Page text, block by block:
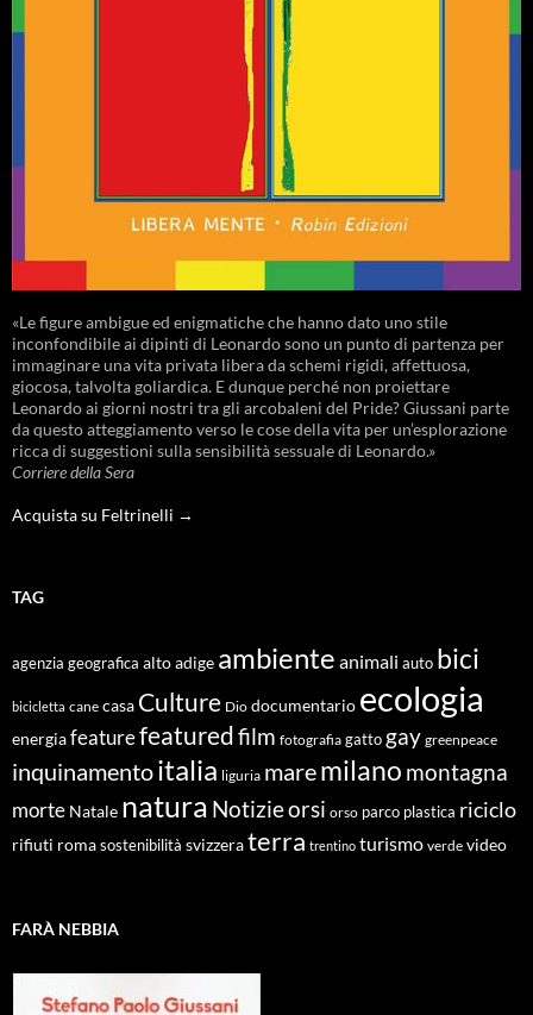
«Le figure ambigue ed enigmatiche che hanno dato uno stile
inconfondibile ai dipinti di Leonardo sono un punto di partenza per
immaginare una vita privata libera da schemi rigidi, affettuosa,
giocosa, talvolta goliardica. E dunque perché non proiettare
Leonardo ai giorni nostri tra gli arcobaleni del Pride? Giussani parte
da questo atteggiamento verso le cose della vita per un’esplorazione
ricca di suggestioni sulla sensibilità sessuale di Leonardo.»
Corriere della Sera
Acquista su Feltrinelli →
TAG
agenzia geografica alto adige ambiente animali auto bici
bicicletta cane casa Culture Dio documentario ecologia
energiafeaturefeaturedfilm fotografia gatto gay greenpeace
inquinamentoitalia liguria maremilano montagna
morte Natale natura Notizieorsi orso parco plastica riciclo
rifiuti roma sostenibilità svizzeraterra trentino turismo verde video
FARÀ NEBBIA